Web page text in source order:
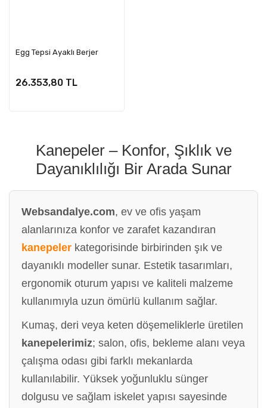
Egg Tepsi Ayaklı Berjer
26.353,80 TL
Kanepeler – Konfor, Şıklık ve
Dayanıklılığı Bir Arada Sunar
Websandalye.com, ev ve ofis yaşam
alanlarınıza konfor ve zarafet kazandıran
kanepeler kategorisinde birbirinden şık ve
dayanıklı modeller sunar. Estetik tasarımları,
ergonomik oturum yapısı ve kaliteli malzeme
kullanımıyla uzun ömürlü kullanım sağlar.
Kumaş, deri veya keten döşemeliklerle üretilen
kanepelerimiz; salon, ofis, bekleme alanı veya
çalışma odası gibi farklı mekanlarda
kullanılabilir. Yüksek yoğunluklu sünger
dolgusu ve sağlam iskelet yapısı sayesinde